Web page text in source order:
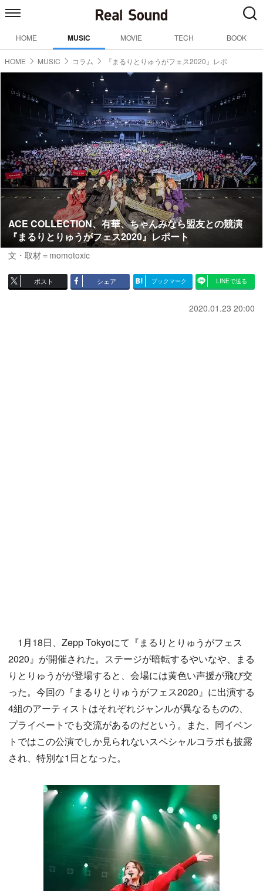
HOME MUSIC MOVIE TECH BOOK
HOME MUSIC コラム 『まるりとりゅうがフェス2020』レポ
ACE COLLECTION、有華、ちゃんみなら盟友との競演
『まるりとりゅうがフェス2020』レポート
文・取材＝momotoxic
ポスト シェア ブックマーク LINEで送る
2020.01.23 20:00
1月18日、Zepp Tokyoにて『まるりとりゅうがフェス
2020』が開催された。ステージが暗転するやいなや、まる
りとりゅうがが登場すると、会場には黄色い声援が飛び交
った。今回の『まるりとりゅうがフェス2020』に出演する
4組のアーティストはそれぞれジャンルが異なるものの、
プライベートでも交流があるのだという。また、同イベン
トではこの公演でしか見られないスペシャルコラボも披露
され、特別な1日となった。